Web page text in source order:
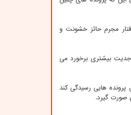
مجرم حائز خشونت و
بیشتری برخورد می
هایی رسیدگی کند
صورت گیرد.